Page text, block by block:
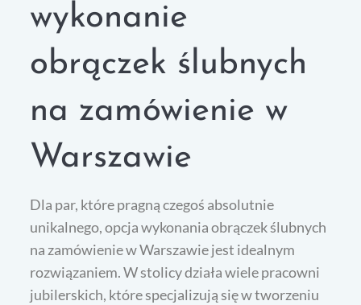
wykonanie
obrączek ślubnych
na zamówienie w
Warszawie
Dla par, które pragną czegoś absolutnie
unikalnego, opcja wykonania obrączek ślubnych
na zamówienie w Warszawie jest idealnym
rozwiązaniem. W stolicy działa wiele pracowni
jubilerskich, które specjalizują się w tworzeniu